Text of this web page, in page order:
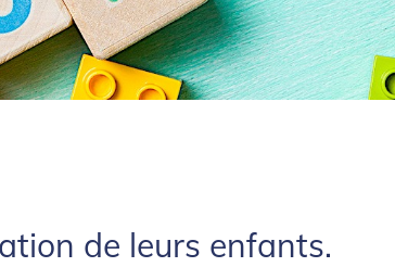
de leurs enfants.